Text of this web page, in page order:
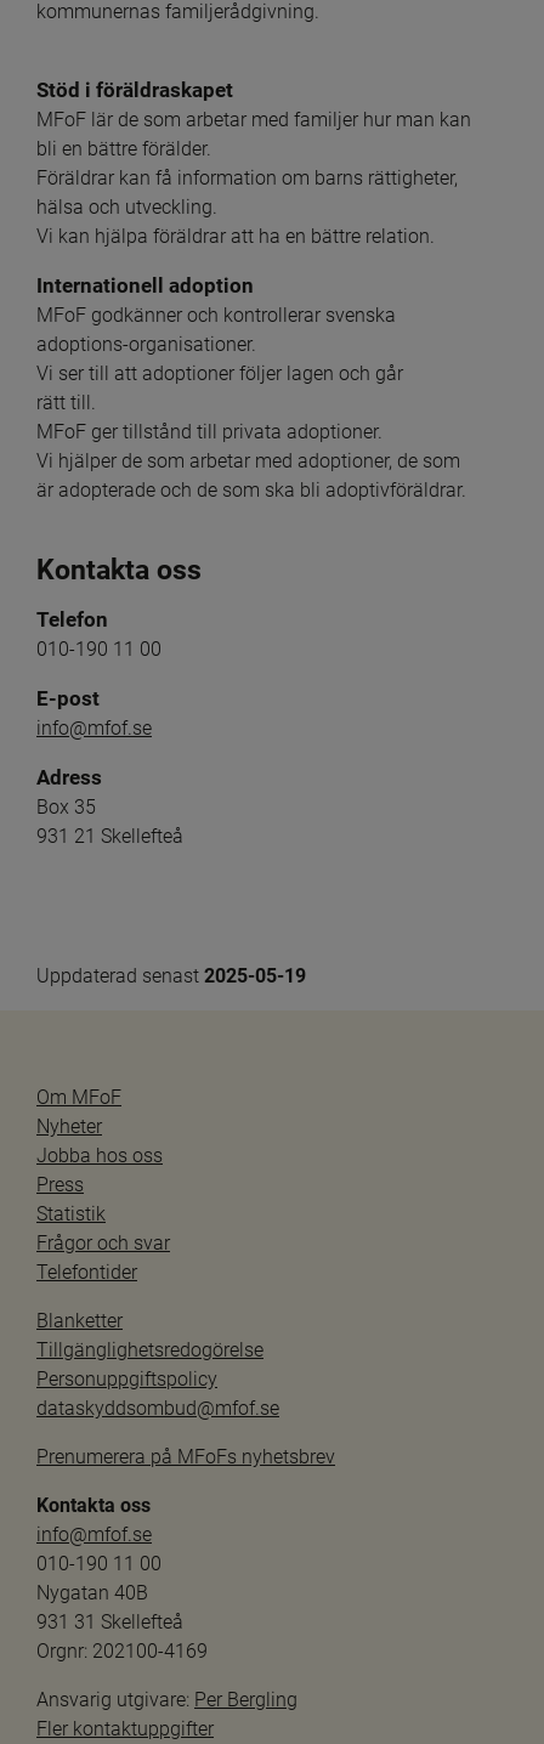
kommunernas familjerådgivning.
Stöd i föräldraskapet
MFoF lär de som arbetar med familjer hur man kan
bli en bättre förälder.
Föräldrar kan få information om barns rättigheter,
hälsa och utveckling.
Vi kan hjälpa föräldrar att ha en bättre relation.
Internationell adoption
MFoF godkänner och kontrollerar svenska
adoptions-organisationer.
Vi ser till att adoptioner följer lagen och går
rätt till.
MFoF ger tillstånd till privata adoptioner.
Vi hjälper de som arbetar med adoptioner, de som
är adopterade och de som ska bli adoptivföräldrar.
Kontakta oss
Telefon
010-190 11 00
E-post
info@mfof.se
Adress
Box 35
931 21 Skellefteå
Uppdaterad senast 2025-05-19
Om MFoF
Nyheter
Jobba hos oss
Press
Statistik
Frågor och svar
Telefontider
Blanketter
Tillgänglighetsredogörelse
Personuppgiftspolicy
dataskyddsombud@mfof.se
Prenumerera på MFoFs nyhetsbrev
Kontakta oss
info@mfof.se
010-190 11 00
Nygatan 40B
931 31 Skellefteå
Orgnr: 202100-4169
Ansvarig utgivare: Per Bergling
Fler kontaktuppgifter